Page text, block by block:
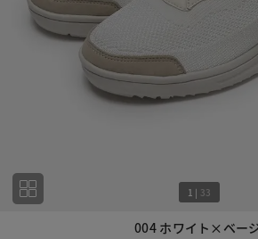
004 ホワイト×ベー
1 | 33